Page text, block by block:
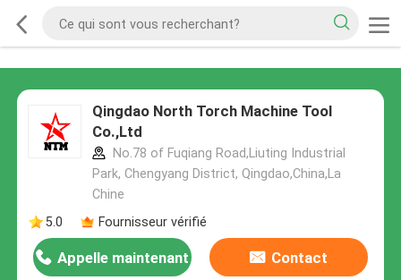
Qingdao North Torch Machine Tool
Co.,Ltd
No.78 of Fuqiang Road,Liuting Industrial
Park, Chengyang District, Qingdao,China,La
Chine
5.0
Fournisseur vérifié
Appelle maintenant Contact